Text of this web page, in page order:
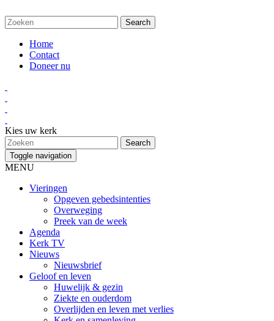
Home
Contact
Doneer nu
Kies uw kerk
Toggle navigation
MENU
Vieringen
Opgeven gebedsintenties
Overweging
Preek van de week
Agenda
Kerk TV
Nieuws
Nieuwsbrief
Geloof en leven
Huwelijk & gezin
Ziekte en ouderdom
Overlijden en leven met verlies